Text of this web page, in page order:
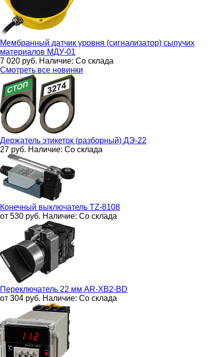
Мембранный датчик уровня (сигнализатор) сыпучих
материалов МДУ-01
7 020 руб. Наличие: Со склада
Смотреть все новинки
Держатель этикеток (разборный) ДЭ-22
27 руб. Наличие: Со склада
Конечный выключатель TZ-8108
от 530 руб. Наличие: Со склада
Переключатель 22 мм AR-XB2-BD
от 304 руб. Наличие: Со склада